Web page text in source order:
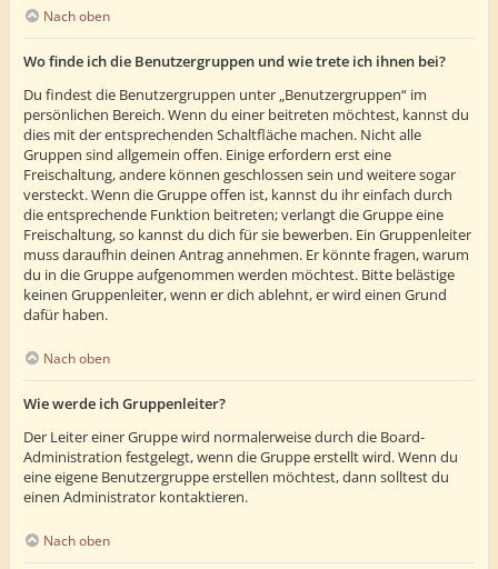
Nach oben
Wo finde ich die Benutzergruppen und wie trete ich ihnen bei?
Du findest die Benutzergruppen unter „Benutzergruppen“ im
persönlichen Bereich. Wenn du einer beitreten möchtest, kannst du
dies mit der entsprechenden Schaltfläche machen. Nicht alle
Gruppen sind allgemein offen. Einige erfordern erst eine
Freischaltung, andere können geschlossen sein und weitere sogar
versteckt. Wenn die Gruppe offen ist, kannst du ihr einfach durch
die entsprechende Funktion beitreten; verlangt die Gruppe eine
Freischaltung, so kannst du dich für sie bewerben. Ein Gruppenleiter
muss daraufhin deinen Antrag annehmen. Er könnte fragen, warum
du in die Gruppe aufgenommen werden möchtest. Bitte belästige
keinen Gruppenleiter, wenn er dich ablehnt, er wird einen Grund
dafür haben.
Nach oben
Wie werde ich Gruppenleiter?
Der Leiter einer Gruppe wird normalerweise durch die Board-
Administration festgelegt, wenn die Gruppe erstellt wird. Wenn du
eine eigene Benutzergruppe erstellen möchtest, dann solltest du
einen Administrator kontaktieren.
Nach oben